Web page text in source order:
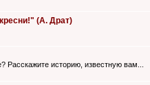
(А. Драт)
Расскажите историю, известную вам...